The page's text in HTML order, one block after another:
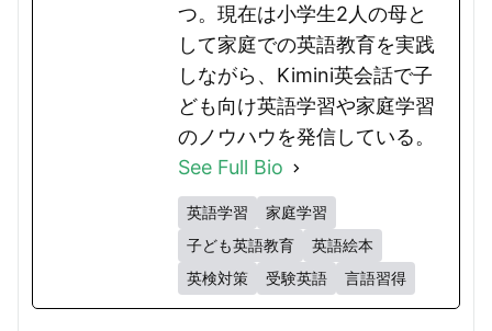
つ。現在は小学生2人の母と
して家庭での英語教育を実践
しながら、Kimini英会話で子
ども向け英語学習や家庭学習
のノウハウを発信している。
See Full Bio
英語学習
家庭学習
子ども英語教育
英語絵本
英検対策
受験英語 言語習得